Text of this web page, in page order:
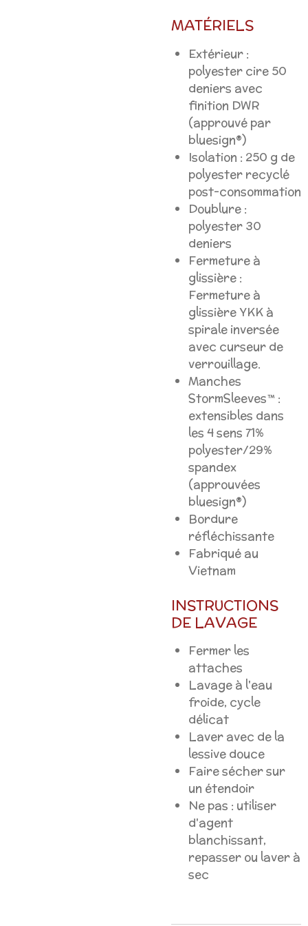
MATÉRIELS
Extérieur :
polyester cire 50
deniers avec
finition DWR
(approuvé par
bluesign®)
Isolation : 250 g de
polyester recyclé
post-consommation
Doublure :
polyester 30
deniers
Fermeture à
glissière :
Fermeture à
glissière YKK à
spirale inversée
avec curseur de
verrouillage.
Manches
StormSleeves™ :
extensibles dans
les 4 sens 71%
polyester/29%
spandex
(approuvées
bluesign®)
Bordure
réfléchissante
Fabriqué au
Vietnam
INSTRUCTIONS
DE LAVAGE
Fermer les
attaches
Lavage à l'eau
froide, cycle
délicat
Laver avec de la
lessive douce
Faire sécher sur
un étendoir
Ne pas : utiliser
d'agent
blanchissant,
repasser ou laver à
sec